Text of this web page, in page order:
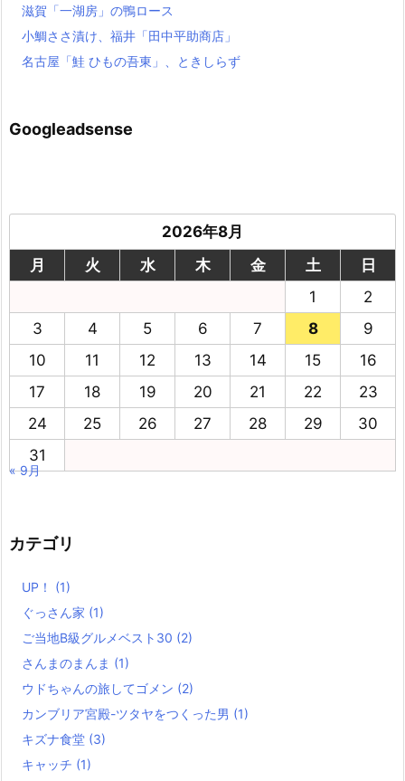
滋賀「一湖房」の鴨ロース
小鯛ささ漬け、福井「田中平助商店」
名古屋「鮭 ひもの吾東」、ときしらず
Googleadsense
2026年8月
月
火 水 木 金 土
日
1
2
3
4 5 6 7 8
9
10
11 12 13 14 15
16
17
18 19 20 21 22
23
24
25 26 27 28 29
30
31
« 9月
カテゴリ
UP！ (1)
ぐっさん家 (1)
ご当地B級グルメベスト30 (2)
さんまのまんま (1)
ウドちゃんの旅してゴメン (2)
カンブリア宮殿-ツタヤをつくった男 (1)
キズナ食堂 (3)
キャッチ (1)